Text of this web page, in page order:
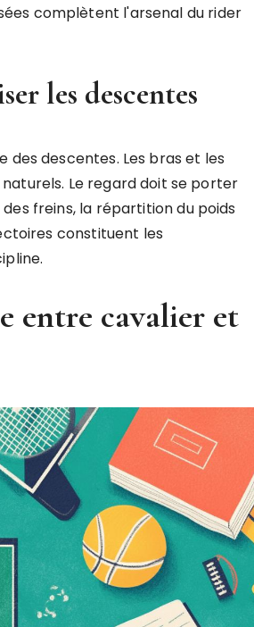
complètent l'arsenal du rider
les descentes
des descentes. Les bras et les
Le regard doit se porter
freins, la répartition du poids
constituent les
entre cavalier et